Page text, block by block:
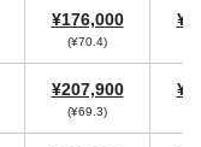
¥176,000
(¥70.4)
¥207,900
(¥69.3)